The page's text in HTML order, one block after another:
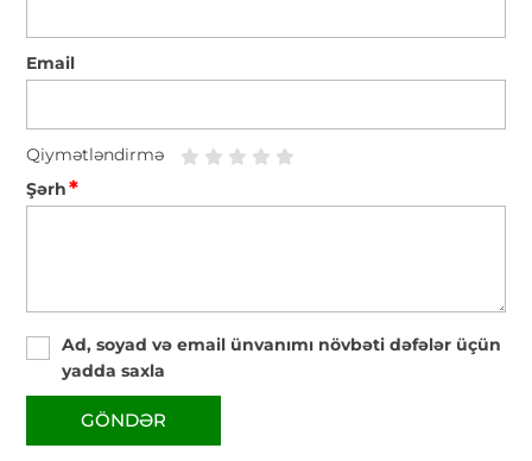
Email
Qiymətləndirmə
Şərh*
Ad, soyad və email ünvanımı növbəti dəfələr üçün
yadda saxla
GÖNDƏR